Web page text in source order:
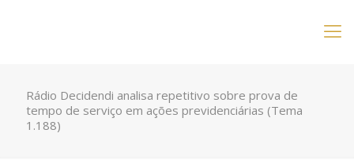
Rádio Decidendi analisa repetitivo sobre prova de
tempo de serviço em ações previdenciárias (Tema
1.188)